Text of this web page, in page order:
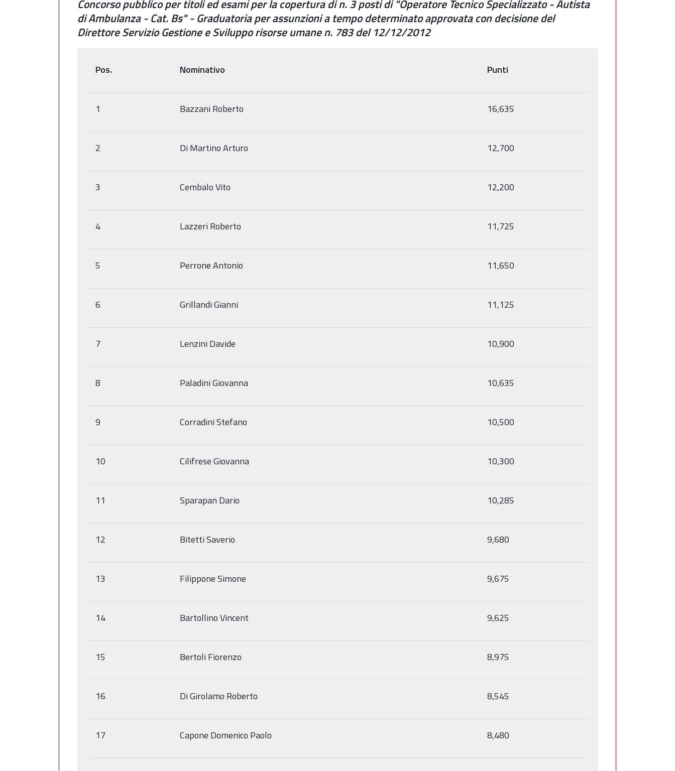
Concorso pubblico per titoli ed esami per la copertura di n. 3 posti di "Operatore Tecnico Specializzato - Autista
di Ambulanza - Cat. Bs" - Graduatoria per assunzioni a tempo determinato approvata con decisione del
Direttore Servizio Gestione e Sviluppo risorse umane n. 783 del 12/12/2012
Pos. Nominativo Punti
1 Bazzani Roberto 16,635
2 Di Martino Arturo 12,700
3 Cembalo Vito 12,200
4 Lazzeri Roberto 11,725
5 Perrone Antonio 11,650
6 Grillandi Gianni 11,125
7 Lenzini Davide 10,900
8 Paladini Giovanna 10,635
9 Corradini Stefano 10,500
10 Cilifrese Giovanna 10,300
11 Sparapan Dario 10,285
12 Bitetti Saverio 9,680
13 Filippone Simone 9,675
14 Bartollino Vincent 9,625
15 Bertoli Fiorenzo 8,975
16 Di Girolamo Roberto 8,545
17 Capone Domenico Paolo 8,480